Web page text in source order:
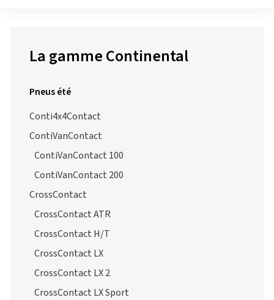
La gamme Continental
Pneus été
Conti4x4Contact
ContiVanContact
ContiVanContact 100
ContiVanContact 200
CrossContact
CrossContact ATR
CrossContact H/T
CrossContact LX
CrossContact LX 2
CrossContact LX Sport